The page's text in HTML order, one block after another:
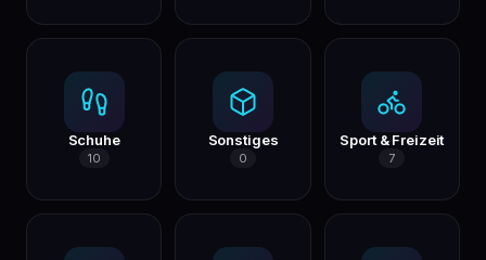
Schuhe
10
Sonstiges
0
Sport & Freizeit
7